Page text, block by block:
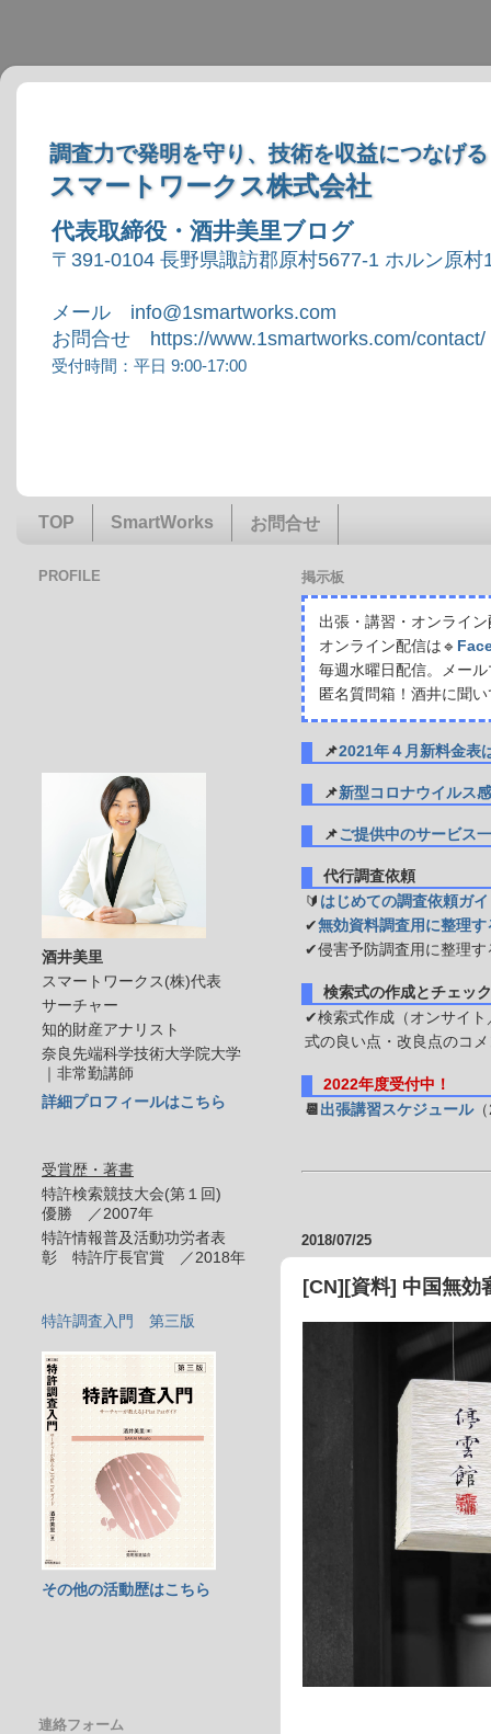
調査力で発明を守り、技術を収益につなげる
スマートワークス株式会社
代表取締役・酒井美里ブログ
〒391-0104 長野県諏訪郡原村5677-1 ホルン原村
メール info@1smartworks.com
お問合せ https://www.1smartworks.com/contact/
受付時間：平日 9:00-17:00
TOP SmartWorks お問合せ
掲示板
出張・講習・オンライ
オンライン配信は🔹
毎週水曜日配信。メー
匿名質問箱！酒井に聞
📌2021年４月新料金表
📌新型コロナウイルス
📌ご提供中のサービス
代行調査依頼
🔰 はじめての調査依頼ガ
✔無効資料調査用に整理
✔侵害予防調査用に整理す
検索式の作成とチェック
✔検索式作成（オンサイト
式の良い点・改良点のコ
2022年度受付中！
📆 出張講習スケジュール
2018/07/25
[CN][資料] 中国無効
PROFILE
酒井美里
スマートワークス(株)代表
サーチャー
知的財産アナリスト
奈良先端科学技術大学院大学
｜非常勤講師
詳細プロフィールはこちら
受賞歴・著書
特許検索競技大会(第１回)
優勝 ／2007年
特許情報普及活動功労者表
彰 特許庁長官賞 ／2018年
特許調査入門 第三版
その他の活動歴はこちら
連絡フォーム